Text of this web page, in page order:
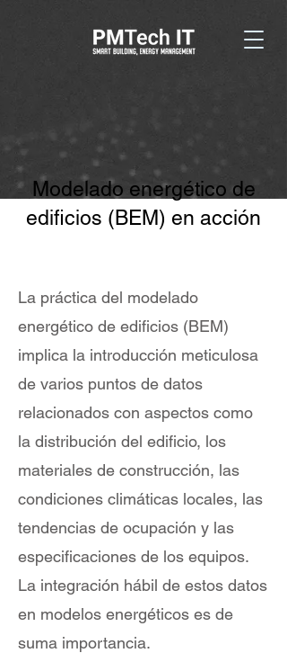
Modelado energético de
edificios (BEM) en acción
La práctica del modelado
energético de edificios (BEM)
implica la introducción meticulosa
de varios puntos de datos
relacionados con aspectos como
la distribución del edificio, los
materiales de construcción, las
condiciones climáticas locales, las
tendencias de ocupación y las
especificaciones de los equipos.
La integración hábil de estos datos
en modelos energéticos es de
suma importancia.